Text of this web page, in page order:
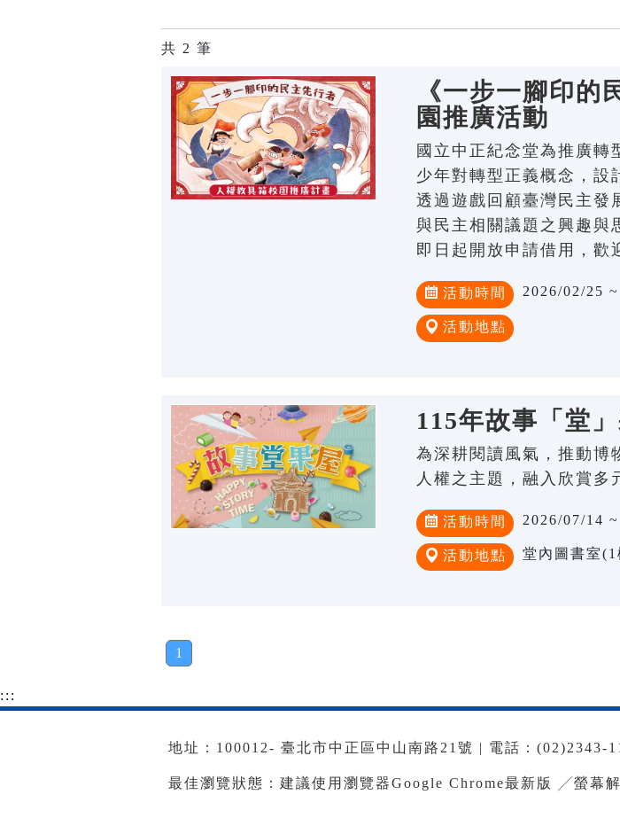
共 2 筆
《一步一腳印的
園推廣活動
國立中正紀念堂為推廣轉
少年對轉型正義概念，設
透過遊戲回顧臺灣民主發
與民主相關議題之興趣與
即日起開放申請借用，歡
活動時間 2026/02/25
活動地點
115年故事「堂
為深耕閱讀風氣，推動博
人權之主題，融入欣賞多
活動時間 2026/07/14
活動地點 堂內圖書室
1
:::
地址：100012- 臺北市中正區中山南路21號 | 電話：(02)2343-
最佳瀏覽狀態：建議使用瀏覽器Google Chrome最新版 ╱螢幕